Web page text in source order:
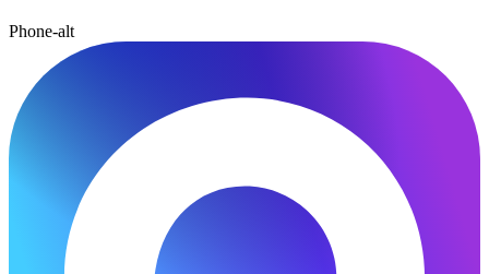
Phone-alt